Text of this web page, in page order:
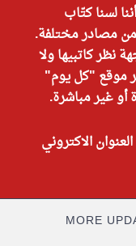
لسنا كتّاب
من مصادر مختلفة.
نظر كاتبيها ولا
موقع "كل يوم"
أو غير مباشرة.
الاكتروني
MORE